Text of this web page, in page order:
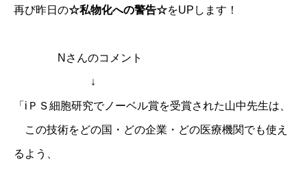
再び昨日の☆私物化への警告☆をUPします！
Nさんのコメント
↓
「iＰＳ細胞研究でノーベル賞を受賞された山中先生は、
この技術をどの国・どの企業・どの医療機関でも使え
るよう、